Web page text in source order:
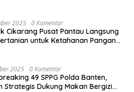
2025 0 Komentar
Cikarang Pusat Pantau Langsung
untuk Ketahanan Pangan
2025 0 Komentar
49 SPPG Polda Banten,
Strategis Dukung Makan Bergizi